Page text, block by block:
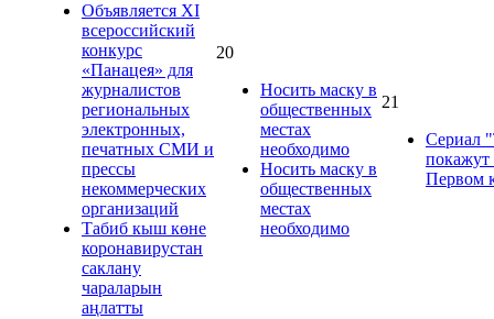
Объявляется XI
всероссийский
конкурс
«Панацея» для
журналистов
региональных
электронных,
печатных СМИ и
прессы
некоммерческих
организаций
Табиб кыш көне
коронавирустан
саклану
чараларын
аңлатты
20
Носить маску в
общественных
местах
необходимо
Носить маску в
общественных
местах
необходимо
21
Сериал
покажут
Первом